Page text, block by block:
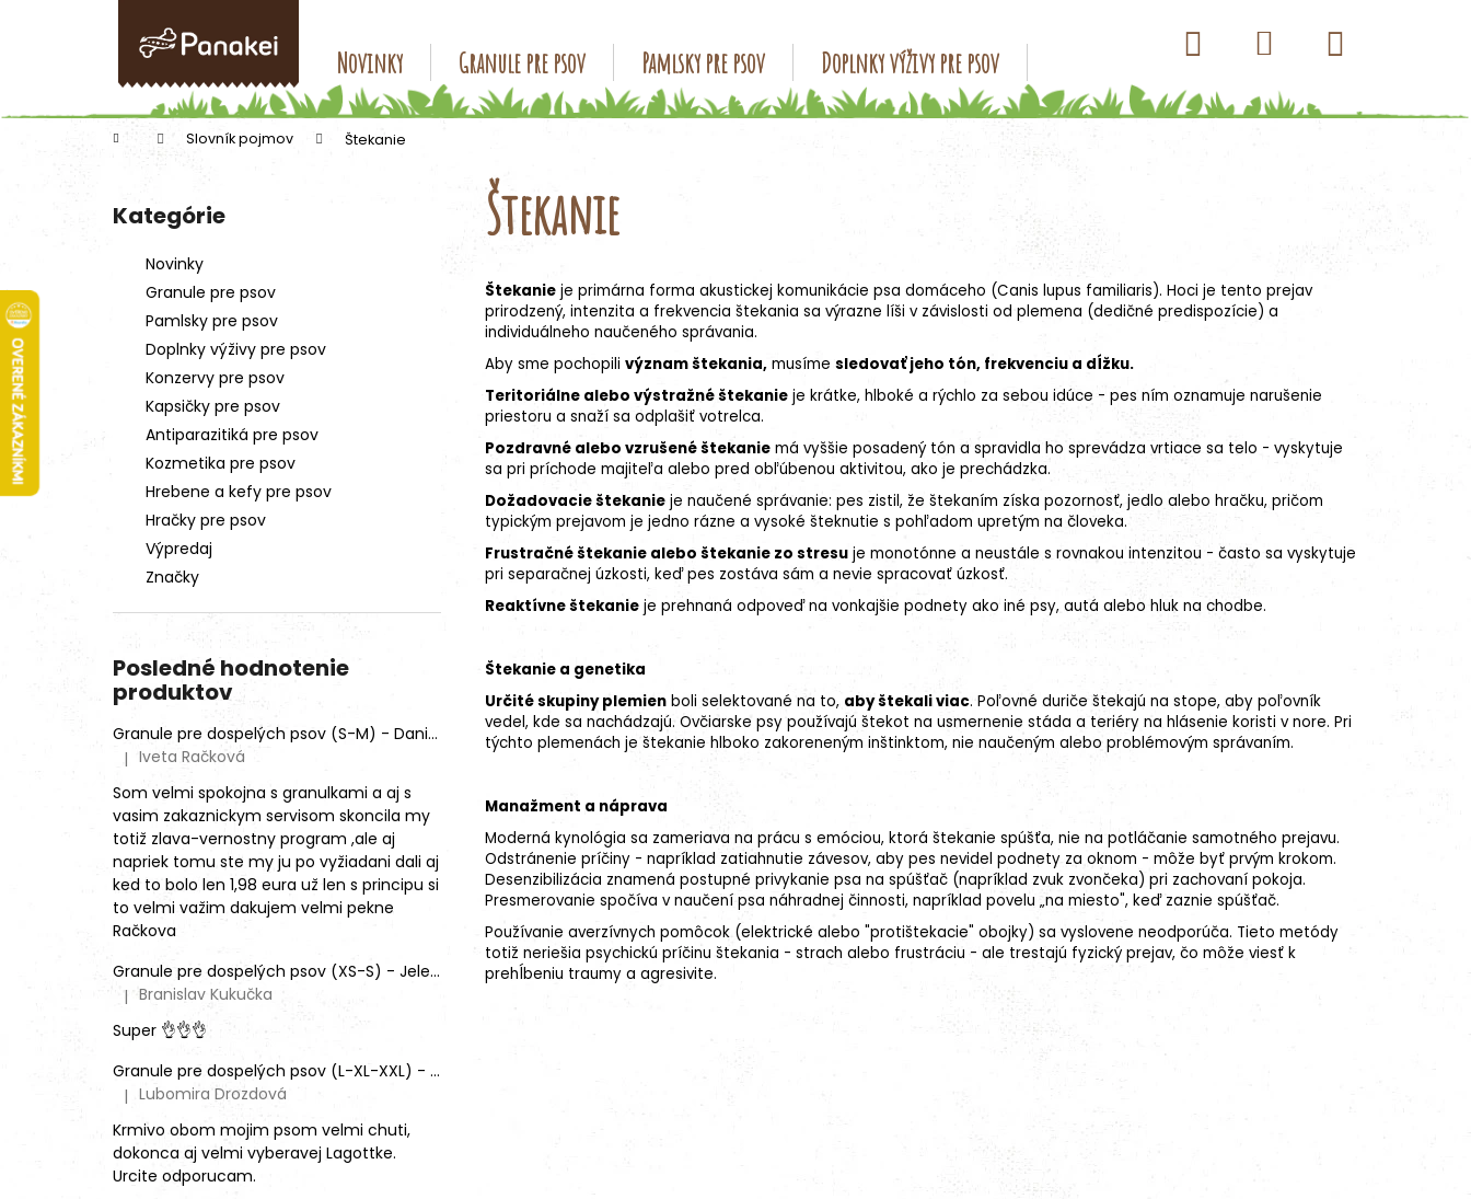
Novinky Granule pre psov Pamlsky pre psov Doplnky výživy pre psov Konzervy pre psov Kapsičky pre psov
Hľadať Prihlásenie
košík
Domov Slovník pojmov Štekanie
Preskočiť
kategórie
Kategórie
Novinky
Granule pre psov
Pamlsky pre psov
Doplnky výživy pre psov
Konzervy pre psov
Kapsičky pre psov
Antiparazitiká pre psov
Kozmetika pre psov
Hrebene a kefy pre psov
Hračky pre psov
Výpredaj
Značky
Posledné hodnotenie
produktov
Granule pre dospelých psov (S-M) - Daniel škvrnitý (SENSITIVE)
18kg (2x9kg)
Hodnotenie produktu je 5 z 5 hviezdičiek.
| Iveta Račková
Som velmi spokojna s granulkami a aj s
vasim zakaznickym servisom skoncila my
totiž zlava-vernostny program ,ale aj
napriek tomu ste my ju po vyžiadani dali aj
ked to bolo len 1,98 eura už len s principu si
to velmi važim dakujem velmi pekne
Račkova
Granule pre dospelých psov (XS-S) - Jeleň lesný (SENSITIVE) 9kg
Hodnotenie produktu je 5 z 5 hviezdičiek.
| Branislav Kukučka
Super 👌👌👌
Granule pre dospelých psov (L-XL-XXL) - Mix rôznych príchutí (3ks)
Hodnotenie produktu je 5 z 5 hviezdičiek.
| Lubomira Drozdová
Krmivo obom mojim psom velmi chuti,
dokonca aj velmi vyberavej Lagottke.
Urcite odporucam.
Štekanie
Štekanie je primárna forma akustickej komunikácie psa domáceho (Canis lupus familiaris). Hoci je tento prejav
prirodzený, intenzita a frekvencia štekania sa výrazne líši v závislosti od plemena (dedičné predispozície) a
individuálneho naučeného správania.
Aby sme pochopili význam štekania, musíme sledovať jeho tón, frekvenciu a dĺžku.
Teritoriálne alebo výstražné štekanie je krátke, hlboké a rýchlo za sebou idúce - pes ním oznamuje narušenie
priestoru a snaží sa odplašiť votrelca.
Pozdravné alebo vzrušené štekanie má vyššie posadený tón a spravidla ho sprevádza vrtiace sa telo - vyskytuje
sa pri príchode majiteľa alebo pred obľúbenou aktivitou, ako je prechádzka.
Dožadovacie štekanie je naučené správanie: pes zistil, že štekaním získa pozornosť, jedlo alebo hračku, pričom
typickým prejavom je jedno rázne a vysoké šteknutie s pohľadom upretým na človeka.
Frustračné štekanie alebo štekanie zo stresu je monotónne a neustále s rovnakou intenzitou - často sa vyskytuje
pri separačnej úzkosti, keď pes zostáva sám a nevie spracovať úzkosť.
Reaktívne štekanie je prehnaná odpoveď na vonkajšie podnety ako iné psy, autá alebo hluk na chodbe.
Štekanie a genetika
Určité skupiny plemien boli selektované na to, aby štekali viac. Poľovné duriče štekajú na stope, aby poľovník
vedel, kde sa nachádzajú. Ovčiarske psy používajú štekot na usmernenie stáda a teriéry na hlásenie koristi v nore. Pri
týchto plemenách je štekanie hlboko zakoreneným inštinktom, nie naučeným alebo problémovým správaním.
Manažment a náprava
Moderná kynológia sa zameriava na prácu s emóciou, ktorá štekanie spúšťa, nie na potláčanie samotného prejavu.
Odstránenie príčiny - napríklad zatiahnutie závesov, aby pes nevidel podnety za oknom - môže byť prvým krokom.
Desenzibilizácia znamená postupné privykanie psa na spúšťač (napríklad zvuk zvončeka) pri zachovaní pokoja.
Presmerovanie spočíva v naučení psa náhradnej činnosti, napríklad povelu „na miesto", keď zaznie spúšťač.
Používanie averzívnych pomôcok (elektrické alebo "protištekacie" obojky) sa vyslovene neodporúča. Tieto metódy
totiž neriešia psychickú príčinu štekania - strach alebo frustráciu - ale trestajú fyzický prejav, čo môže viesť k
prehĺbeniu traumy a agresivite.
k
obchodu
obchodu
Čo potrebujete nájsť?
Odporúčame